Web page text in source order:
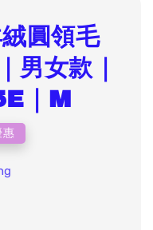
圓領毛
女款｜
｜M
惠